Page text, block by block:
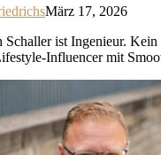
März 17, 2026
Schaller ist Ingenieur.
Influencer mit